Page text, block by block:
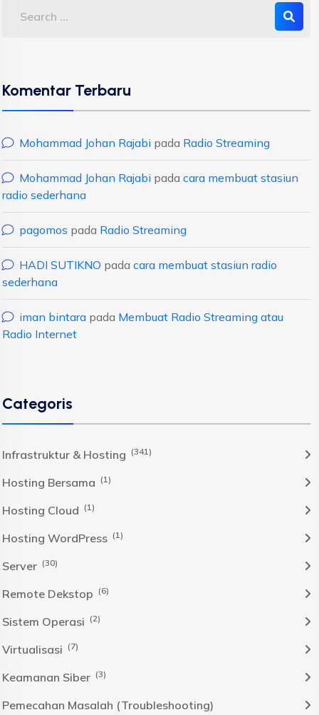
Komentar Terbaru
Mohammad Johan Rajabi pada Radio Streaming
Mohammad Johan Rajabi pada cara membuat stasiun
radio sederhana
pagomos pada Radio Streaming
HADI SUTIKNO pada cara membuat stasiun radio
sederhana
iman bintara pada Membuat Radio Streaming atau
Radio Internet
Categoris
Infrastruktur & Hosting (341)
Hosting Bersama (1)
Hosting Cloud (1)
Hosting WordPress (1)
Server (30)
Remote Dekstop (6)
Sistem Operasi (2)
Virtualisasi (7)
Keamanan Siber (3)
Pemecahan Masalah (Troubleshooting)